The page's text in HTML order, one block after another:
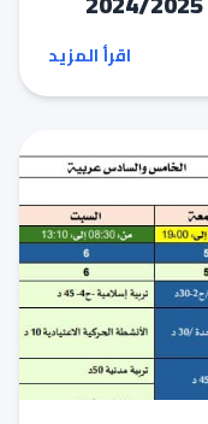
اقرأ المزيد